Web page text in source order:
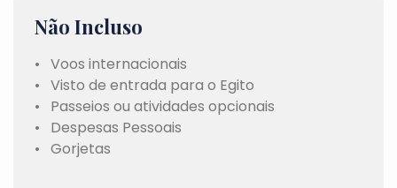
Não Incluso
• Voos internacionais
• Visto de entrada para o Egito
• Passeios ou atividades opcionais
• Despesas Pessoais
• Gorjetas